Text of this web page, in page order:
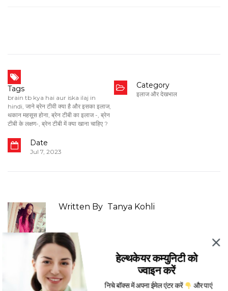
Tags
brain tb kya hai aur iska ilaj in
hindi, जाने ब्रेन टीवी क्या है और इसका इलाज,
थकान महसूस होना, ब्रेन टीबी का इलाज -, ब्रेन
टीबी के लक्षण-, ब्रेन टीबी में क्या खाना चाहिए ?
Category
इलाज और देखभाल
Date
Jul 7, 2023
Written By Tanya Kohli
More Posts From: इलाज और देखभाल
हेल्थकेयर कम्युनिटी को
ज्वाइन करें
निचे बॉक्स में अपना ईमेल एंटर करें
और पाएं